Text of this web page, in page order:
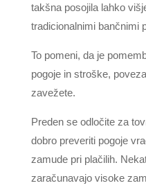
takšna posojila lahko
tradicionalnimi bančnimi
To pomeni, da je
pogoje in stroške,
zavežete.
Preden se odločite za
dobro preveriti pogoje
zamude pri plačilih.
zaračunavajo visoke